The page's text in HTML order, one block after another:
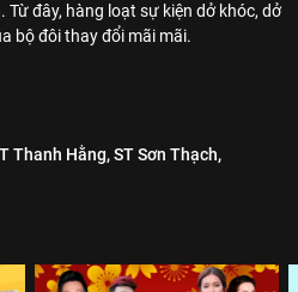
đây, hàng loạt sự kiện dở khóc, dở
bộ đôi thay đổi mãi mãi.
Thanh Hằng,ST Sơn Thạch,